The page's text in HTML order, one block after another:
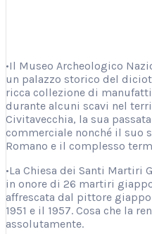
•Il Museo Archeologico
un palazzo storico del
ricca collezione di
durante alcuni scavi nel
Civitavecchia, la sua
commerciale nonché il suo
Romano e il complesso
•La Chiesa dei Santi Martiri
in onore di 26 martiri
affrescata dal pittore
1951 e il 1957. Cosa che la
assolutamente.